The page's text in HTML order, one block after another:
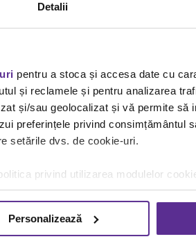
Detalii
pentru a stoca și accesa date cu
și reclamele și pentru analizarea
și/sau geolocalizat și vă permite să
preferințele privind consimțământul
setările dvs. de cookie-uri.
privind utilizarea modulelor
Personalizează
Posts